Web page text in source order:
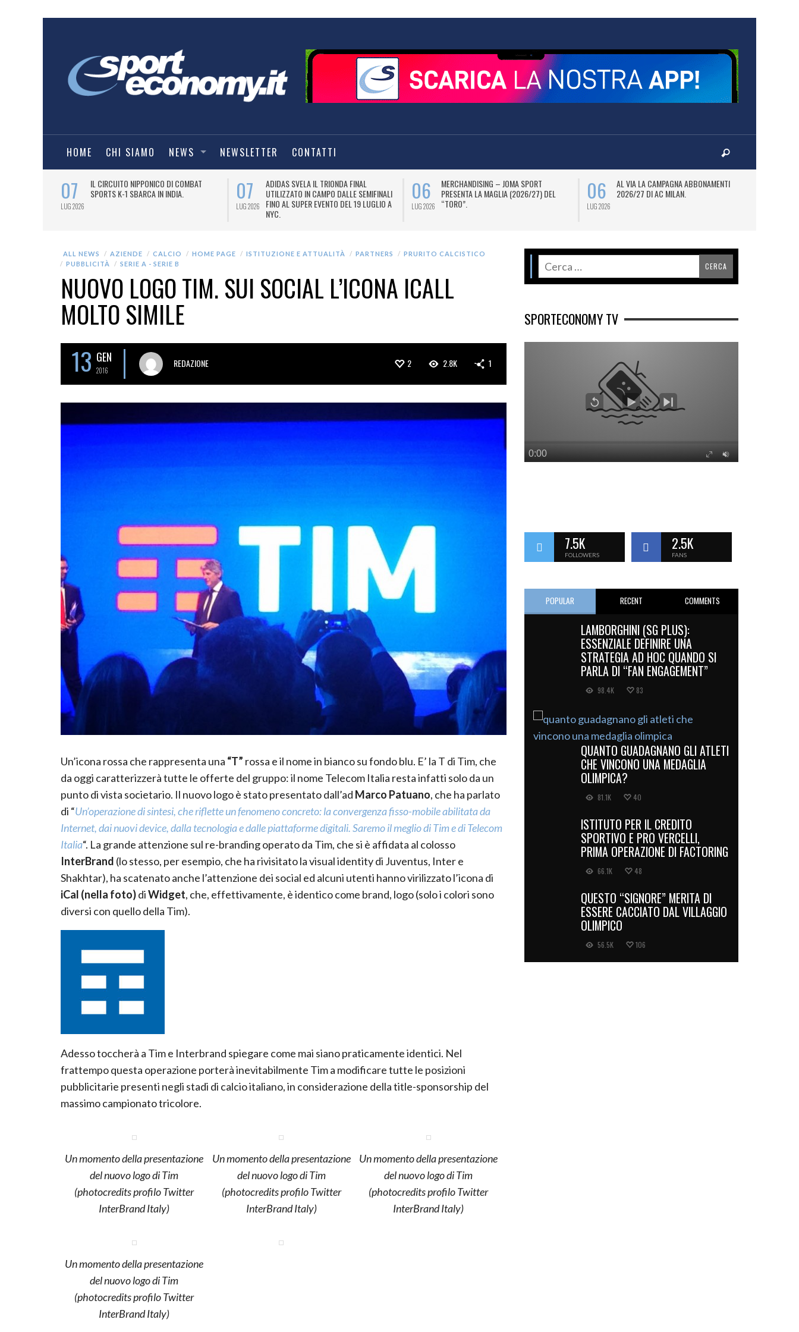
HOME CHI SIAMO NEWS NEWSLETTER CONTATTI
07
LUG 2026
IL CIRCUITO NIPPONICO DI COMBAT
SPORTS K-1 SBARCA IN INDIA.
07
LUG 2026
ADIDAS SVELA IL TRIONDA FINAL
UTILIZZATO IN CAMPO DALLE SEMIFINALI
FINO AL SUPER EVENTO DEL 19 LUGLIO A
NYC.
06
LUG 2026
MERCHANDISING – JOMA SPORT
PRESENTA LA MAGLIA (2026/27) DEL
“TORO”.
06
LUG 2026
AL VIA LA CAMPAGNA ABBONAMENTI
2026/27 DI AC MILAN.
ALL NEWS AZIENDE CALCIO HOME PAGE ISTITUZIONE E ATTUALITÀ PARTNERS
PRURITO CALCISTICO
PUBBLICITÀ
SERIE A - SERIE B
NUOVO LOGO TIM. SUI SOCIAL L’ICONA ICALL
MOLTO SIMILE
13 GEN
2016
REDAZIONE 2 2.8K 1
Un’icona rossa che rappresenta una “T” rossa e il nome in bianco su fondo blu. E’ la T di Tim, che
da oggi caratterizzerà tutte le offerte del gruppo: il nome Telecom Italia resta infatti solo da un
punto di vista societario. Il nuovo logo è stato presentato dall’ad Marco Patuano, che ha parlato
di “Un’operazione di sintesi, che riflette un fenomeno concreto: la convergenza fisso-mobile abilitata da
Internet, dai nuovi device, dalla tecnologia e dalle piattaforme digitali. Saremo il meglio di Tim e di Telecom
Italia“. La grande attenzione sul re-branding operato da Tim, che si è affidata al colosso
InterBrand (lo stesso, per esempio, che ha rivisitato la visual identity di Juventus, Inter e
Shakhtar), ha scatenato anche l’attenzione dei social ed alcuni utenti hanno virilizzato l’icona di
iCal (nella foto)diWidget, che, effettivamente, è identico come brand, logo (solo i colori sono
diversi con quello della Tim).
Adesso toccherà a Tim e Interbrand spiegare come mai siano praticamente identici. Nel
frattempo questa operazione porterà inevitabilmente Tim a modificare tutte le posizioni
pubblicitarie presenti negli stadi di calcio italiano, in considerazione della title-sponsorship del
massimo campionato tricolore.
Un momento della presentazione
del nuovo logo di Tim
(photocredits profilo Twitter
InterBrand Italy)
Un momento della presentazione
del nuovo logo di Tim
(photocredits profilo Twitter
InterBrand Italy)
Un momento della presentazione
del nuovo logo di Tim
(photocredits profilo Twitter
InterBrand Italy)
Un momento della presentazione
del nuovo logo di Tim
(photocredits profilo Twitter
InterBrand Italy)
SPORTECONOMY TV
7.5K
FOLLOWERS
2.5K
FANS
POPULAR RECENT COMMENTS
LAMBORGHINI (SG PLUS):
ESSENZIALE DEFINIRE UNA
STRATEGIA AD HOC QUANDO SI
PARLA DI “FAN ENGAGEMENT”
98.4K 83
QUANTO GUADAGNANO GLI ATLETI
CHE VINCONO UNA MEDAGLIA
OLIMPICA?
81.1K 40
ISTITUTO PER IL CREDITO
SPORTIVO E PRO VERCELLI,
PRIMA OPERAZIONE DI FACTORING
66.1K 48
QUESTO “SIGNORE” MERITA DI
ESSERE CACCIATO DAL VILLAGGIO
OLIMPICO
56.5K 106